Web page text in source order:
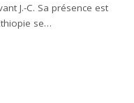
J.-C. Sa présence est
se…